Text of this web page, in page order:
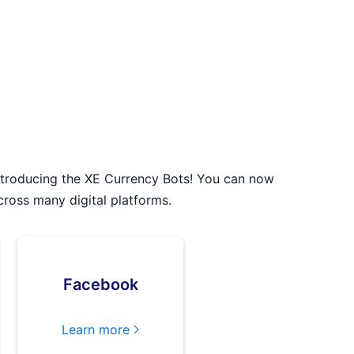
the XE Currency Bots! You can now
many digital platforms.
Facebook
Learn more